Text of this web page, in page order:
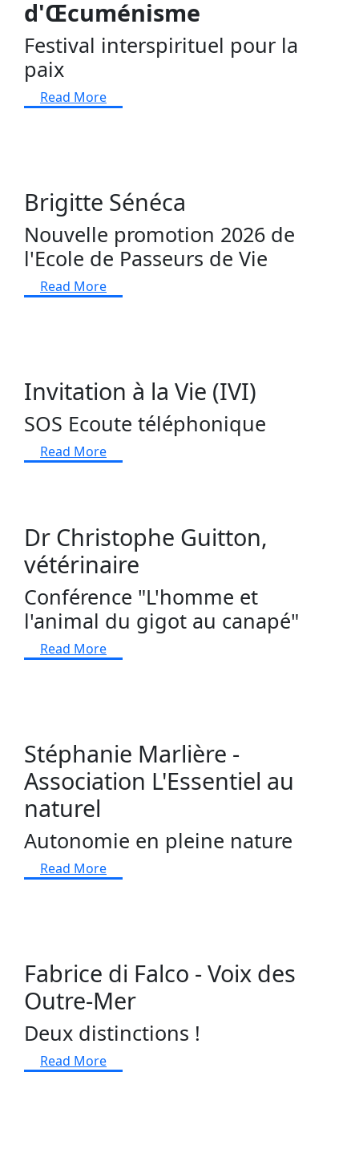
d'Œcuménisme
Festival interspirituel pour la
paix
Read More
Brigitte Sénéca
Nouvelle promotion 2026 de
l'Ecole de Passeurs de Vie
Read More
Invitation à la Vie (IVI)
SOS Ecoute téléphonique
Read More
Dr Christophe Guitton,
vétérinaire
Conférence "L'homme et
l'animal du gigot au canapé"
Read More
Stéphanie Marlière -
Association L'Essentiel au
naturel
Autonomie en pleine nature
Read More
Fabrice di Falco - Voix des
Outre-Mer
Deux distinctions !
Read More